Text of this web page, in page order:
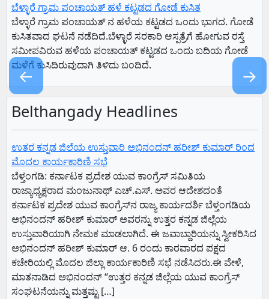
ಬೆಳ್ಳಾರೆ ಗ್ರಾಮ ಪಂಚಾಯತ್ ಹಳೆ ಕಟ್ಟಡದ ಗೋಡೆ ಕುಸಿತ
ಬೆಳ್ಳಾರೆ ಗ್ರಾಮ ಪಂಚಾಯತ್ ನ ಹಳೆಯ ಕಟ್ಟಡದ ಒಂದು ಭಾಗದ. ಗೋಡೆ
ಕುಸಿತವಾದ ಘಟನೆ ನಡೆದಿದೆ.ಬೆಳ್ಳಾರೆ ಸರಕಾರಿ ಆಸ್ಪತ್ರೆಗೆ ಹೋಗುವ ರಸ್ತೆ
ಸಮೀಪವಿರುವ ಹಳೆಯ ಪಂಚಾಯತ್ ಕಟ್ಟಡದ ಒಂದು ಬದಿಯ ಗೋಡೆ
ಮಳೆಗೆ ಕುಸಿದಿರುವುದಾಗಿ ತಿಳಿದು ಬಂದಿದೆ.
Belthangady Headlines
ಉತರ ಕನ್ನಡ ಜಿಲೆಯ ಉಸ್ತುವಾರಿ ಅಭಿನಂದನ್ ಹರೀಶ್ ಕುಮಾರ್ ರಿಂದ
ಮೊದಲ ಕಾರ್ಯಕಾರಿಣಿ ಸಭೆ
ಬೆಳ್ತಂಗಡಿ: ಕರ್ನಾಟಕ ಪ್ರದೇಶ ಯುವ ಕಾಂಗ್ರೆಸ್ ಸಮಿತಿಯ
ರಾಜ್ಯಾಧ್ಯಕ್ಷರಾದ ಮಂಜುನಾಥ್ ಎಚ್.ಎಸ್. ಅವರ ಆದೇಶದಂತೆ
ಕರ್ನಾಟಕ ಪ್ರದೇಶ ಯುವ ಕಾಂಗ್ರೆಸ್‌ನ ರಾಜ್ಯ ಕಾರ್ಯದರ್ಶಿ ಬೆಳ್ತಂಗಡಿಯ
ಅಭಿನಂದನ್ ಹರೀಶ್ ಕುಮಾರ್ ಅವರನ್ನು ಉತ್ತರ ಕನ್ನಡ ಜಿಲ್ಲೆಯ
ಉಸ್ತುವಾರಿಯಾಗಿ ನೇಮಕ ಮಾಡಲಾಗಿದೆ. ಈ ಜವಾಬ್ದಾರಿಯನ್ನು ಸ್ವೀಕರಿಸಿದ
ಅಭಿನಂದನ್ ಹರೀಶ್ ಕುಮಾರ್ ಆ. 6 ರಂದು ಕಾರವಾರದ ಪಕ್ಷದ
ಕಚೇರಿಯಲ್ಲಿ ಮೊದಲ ಜಿಲ್ಲಾ ಕಾರ್ಯಕಾರಿಣಿ ಸಭೆ ನಡೆಸಿದರು.ಈ ವೇಳೆ,
ಮಾತನಾಡಿದ ಅಭಿನಂದನ್ “ಉತ್ತರ ಕನ್ನಡ ಜಿಲ್ಲೆಯ ಯುವ ಕಾಂಗ್ರೆಸ್
ಸಂಘಟನೆಯನ್ನು ಮತ್ತಷ್ಟು […]
← →